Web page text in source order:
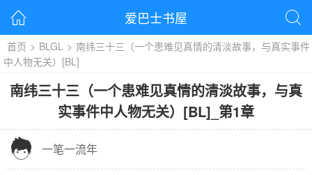
 爱巴士书屋 
首页 > BLGL > 南纬三十三（一个患难见真情的清淡故事，与真实事件
中人物无关）[BL]
南纬三十三（一个患难见真情的清淡故事，与真
实事件中人物无关）[BL] 第1章
 一笔一流年